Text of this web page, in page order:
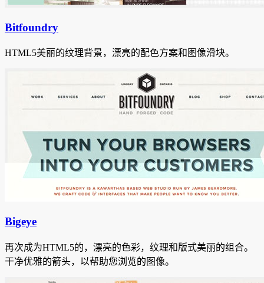
Bitfoundry
HTML5美丽的纹理背景，漂亮的配色方案和图像滑块。
Bigeye
再次成为HTML5的，漂亮的色彩，纹理和版式美丽的组合。
干净优雅的箭头，以帮助您浏览的图像。